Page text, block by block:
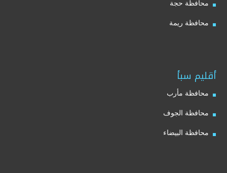
محافظة حجة
محافظة ريمة
أقليم سبأ
محافظة مأرب
محافظة الجوف
محافظة البيضاء